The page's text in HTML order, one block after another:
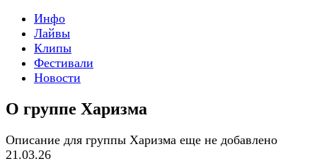
Инфо
Лайвы
Клипы
Фестивали
Новости
О группе Харизма
Описание для группы Харизма еще не добавлено
21.03.26